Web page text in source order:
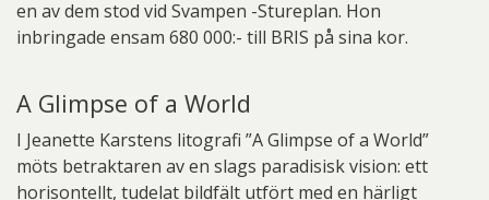
en av dem stod vid Svampen -Stureplan. Hon
inbringade ensam 680 000:- till BRIS på sina kor.
A Glimpse of a World
I Jeanette Karstens litografi ”A Glimpse of a World”
möts betraktaren av en slags paradisisk vision: ett
horisontellt, tudelat bildfält utfört med en härligt